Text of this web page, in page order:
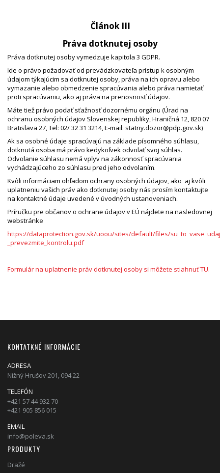
Článok III
Práva dotknutej osoby
Práva dotknutej osoby vymedzuje kapitola 3 GDPR.
Ide o právo požadovať od prevádzkovateľa prístup k osobným
údajom týkajúcim sa dotknutej osoby, práva na ich opravu alebo
vymazanie alebo obmedzenie spracúvania alebo práva namietať
proti spracúvaniu, ako aj práva na prenosnosť údajov.
Máte tiež právo podať sťažnosť dozornému orgánu (Úrad na
ochranu osobných údajov Slovenskej republiky, Hraničná 12, 820 07
Bratislava 27, Tel: 02/ 32 31 3214, E-mail: statny.dozor@pdp.gov.sk)
Ak sa osobné údaje spracúvajú na základe písomného súhlasu,
dotknutá osoba má právo kedykoľvek odvolať svoj súhlas.
Odvolanie súhlasu nemá vplyv na zákonnosť spracúvania
vychádzajúceho zo súhlasu pred jeho odvolaním.
Kvôli informáciam ohľadom ochrany osobných údajov, ako aj kvôli
uplatneniu vašich práv ako dotknutej osoby nás prosím kontaktujte
na kontaktné údaje uvedené v úvodných ustanoveniach.
Príručku pre občanov o ochrane údajov v EÚ nájdete na nasledovnej
webstránke
https://dataprotection.gov.sk/uoou/sites/default/files/
_prevezmite_kontrolu.pdf
Formulár na uplatnenie práv dotknutej osoby si môžete stiahnuť TU.
KONTATKNÉ INFORMÁCIE
ADRESA
Nižný Hrušov 201, 094 22
TELEFÓN
+421 57 44 932 70
+421 905 856 015
EMAIL
info@poleva.sk
PRODUKTY
Dražé